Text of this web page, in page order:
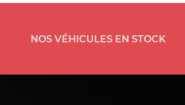
NOS VÉHICULES EN STOCK